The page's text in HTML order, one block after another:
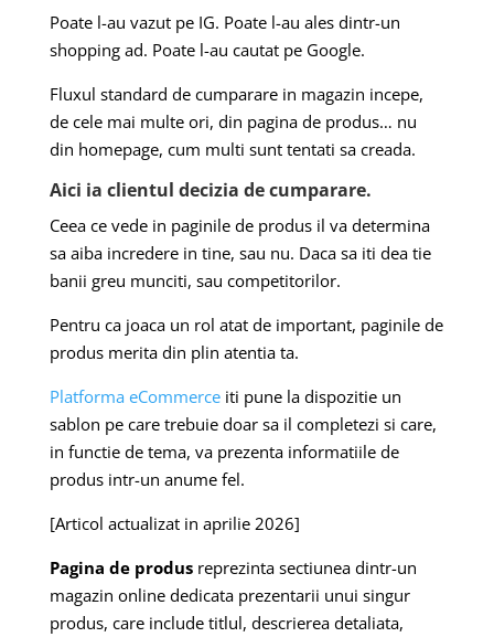
Poate l-au vazut pe IG. Poate l-au ales dintr-un
shopping ad. Poate l-au cautat pe Google.
Fluxul standard de cumparare in magazin incepe,
de cele mai multe ori, din pagina de produs… nu
din homepage, cum multi sunt tentati sa creada.
Aici ia clientul decizia de cumparare.
Ceea ce vede in paginile de produs il va determina
sa aiba incredere in tine, sau nu. Daca sa iti dea tie
banii greu munciti, sau competitorilor.
Pentru ca joaca un rol atat de important, paginile de
produs merita din plin atentia ta.
Platforma eCommerceiti pune la dispozitie un
sablon pe care trebuie doar sa il completezi si care,
in functie de tema, va prezenta informatiile de
produs intr-un anume fel.
[Articol actualizat in aprilie 2026]
Pagina de produsreprezinta sectiunea dintr-un
magazin online dedicata prezentarii unui singur
produs, care include titlul, descrierea detaliata,